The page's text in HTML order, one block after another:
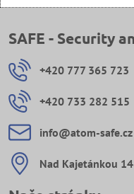
SAFE - Security
+420 777 365 723
+420 733 282 515
info​@atom-safe​.cz
Nad Kajetánkou